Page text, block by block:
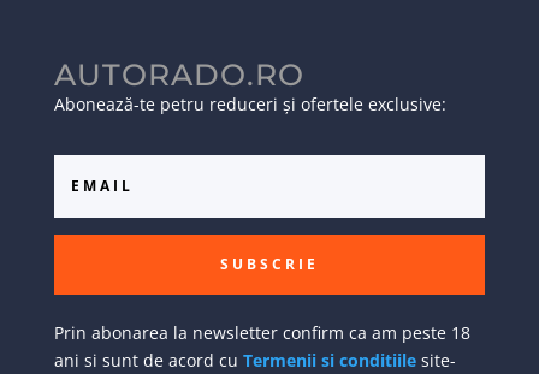
AUTORADO.RO
Abonează-te petru reduceri și ofertele exclusive:
SUBSCRIE
Prin abonarea la newsletter confirm ca am peste 18
ani si sunt de acord cu Termenii si conditiilesite-